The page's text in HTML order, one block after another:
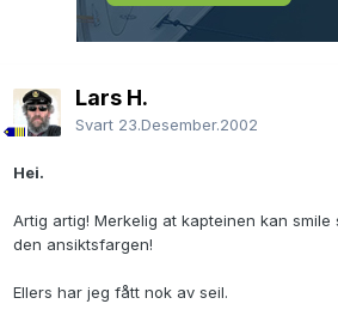
Lars H.
Svart 23.Desember.2002
Hei.
Artig artig! Merkelig at kapteinen kan smile
den ansiktsfargen!
Ellers har jeg fått nok av seil.